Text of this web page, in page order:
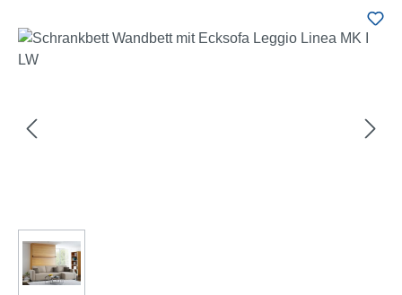
Bildergalerie überspringen